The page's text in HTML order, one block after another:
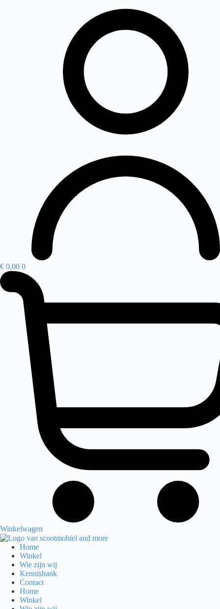
€ 0,00 0
Winkelwagen
Home
Winkel
Wie zijn wij
Kennisbank
Contact
Home
Winkel